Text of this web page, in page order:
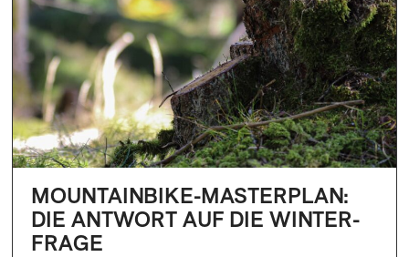
MOUNTAINBIKE-MASTERPLAN:
DIE ANTWORT AUF DIE WINTER-
FRAGE